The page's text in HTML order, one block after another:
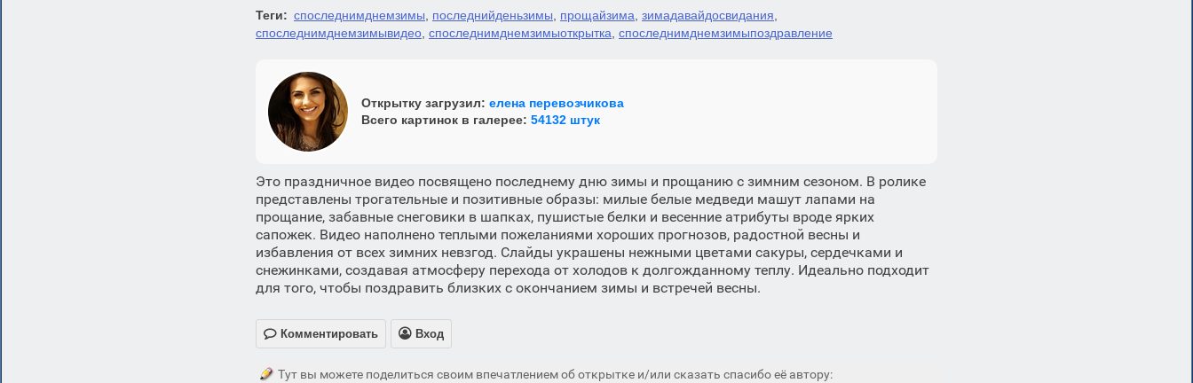
Теги: споследнимднемзимы последнийденьзимы прощайзима зимадавайдосвидания
споследнимднемзимывидео споследнимднемзимыоткрытка споследнимднемзимыпоздравление
Открытку загрузил: елена перевозчикова
Всего картинок в галерее: 54132 штук
Это праздничное видео посвящено последнему дню зимы и прощанию с зимним сезоном. В ролике
представлены трогательные и позитивные образы: милые белые медведи машут лапами на
прощание, забавные снеговики в шапках, пушистые белки и весенние атрибуты вроде ярких
сапожек. Видео наполнено теплыми пожеланиями хороших прогнозов, радостной весны и
избавления от всех зимних невзгод. Слайды украшены нежными цветами сакуры, сердечками и
снежинками, создавая атмосферу перехода от холодов к долгожданному теплу. Идеально подходит
для того, чтобы поздравить близких с окончанием зимы и встречей весны.
 Комментировать  Вход
Тут вы можете поделиться своим впечатлением об открытке и/или сказать спасибо её автору: